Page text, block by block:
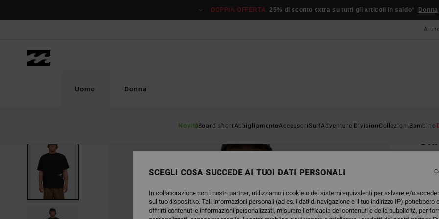
prodotto
DOPPIA OFFERTA 25% di sconto extra su tutti gli articoli in saldo* Donna
Uomo
NovitàBoard shortAbbigliamentoAccessoriSurfAdventure DivisionCollezioniBambino
Donna
Colori
SCEGLI COSA SUCCEDE AI TUOI DATI PERSONALI
In collaborazione con i nostri partner, utilizziamo i cookie o dei sistemi equivalenti per salvare e/o
sul tuo dispositivo. Tali informazioni personali (ad es. i dati di navigazione e il tuo indirizzo IP) potrebbero
offrirti contenuti e informazioni personalizzati, misurare l’efficacia dei contenuti e della pubblicità, per